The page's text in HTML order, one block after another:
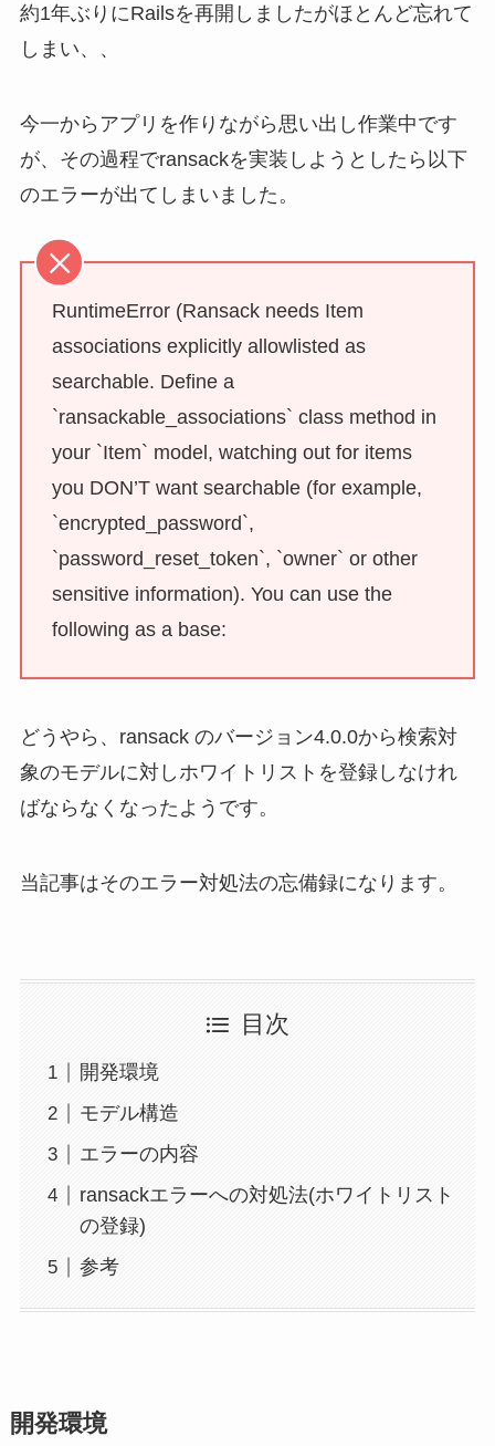
約1年ぶりにRailsを再開しましたがほとんど忘れて
しまい、、
今一からアプリを作りながら思い出し作業中です
が、その過程でransackを実装しようとしたら以下
のエラーが出てしまいました。
RuntimeError (Ransack needs Item
associations explicitly allowlisted as
searchable. Define a
`ransackable_associations` class method in
your `Item` model, watching out for items
you DON’T want searchable (for example,
`encrypted_password`,
`password_reset_token`, `owner` or other
sensitive information). You can use the
following as a base:
どうやら、ransack のバージョン4.0.0から検索対
象のモデルに対しホワイトリストを登録しなけれ
ばならなくなったようです。
当記事はそのエラー対処法の忘備録になります。
目次
開発環境
モデル構造
エラーの内容
ransackエラーへの対処法(ホワイトリスト
の登録)
参考
開発環境